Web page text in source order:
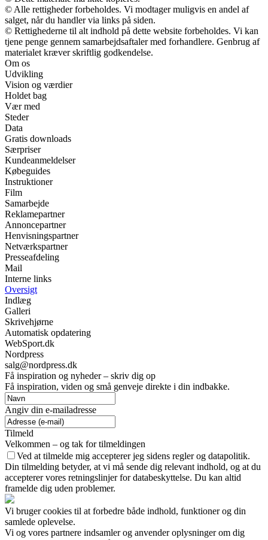
© Alle rettigheder forbeholdes. Vi modtager muligvis en andel af
salget, når du handler via links på siden.
© Rettighederne til alt indhold på dette website forbeholdes. Vi kan
tjene penge gennem samarbejdsaftaler med forhandlere. Genbrug af
materialet kræver skriftlig godkendelse.
Om os
Udvikling
Vision og værdier
Holdet bag
Vær med
Steder
Data
Gratis downloads
Særpriser
Kundeanmeldelser
Købeguides
Instruktioner
Film
Samarbejde
Reklamepartner
Annoncepartner
Henvisningspartner
Netværkspartner
Presseafdeling
Mail
Interne links
Oversigt
Indlæg
Galleri
Skrivehjørne
Automatisk opdatering
WebSport.dk
Nordpress
salg@nordpress.dk
Få inspiration og nyheder – skriv dig op
Få inspiration, viden og små genveje direkte i din indbakke.
Angiv din e-mailadresse
Tilmeld
Velkommen – og tak for tilmeldingen
Ved at tilmelde mig accepterer jeg sidens regler og datapolitik.
Din tilmelding betyder, at vi må sende dig relevant indhold, og at du
accepterer vores retningslinjer for databeskyttelse. Du kan altid
framelde dig uden problemer.
Vi bruger cookies til at forbedre både indhold, funktioner og din
samlede oplevelse.
Vi og vores partnere indsamler og anvender oplysninger om dig